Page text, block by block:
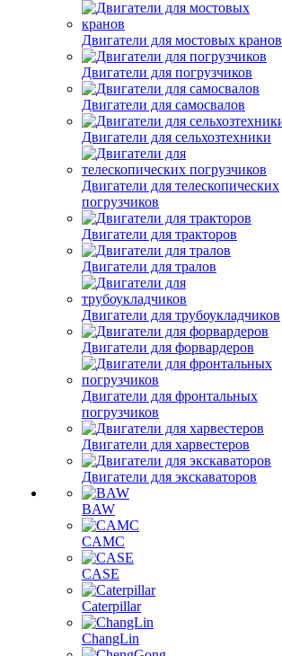
Двигатели для мостовых кранов
Двигатели для погрузчиков
Двигатели для самосвалов
Двигатели для сельхозтехники
Двигатели для телескопических
погрузчиков
Двигатели для тракторов
Двигатели для тралов
Двигатели для трубоукладчиков
Двигатели для форвардеров
Двигатели для фронтальных
погрузчиков
Двигатели для харвестеров
Двигатели для экскаваторов
BAW
CAMC
CASE
Caterpillar
ChangLin